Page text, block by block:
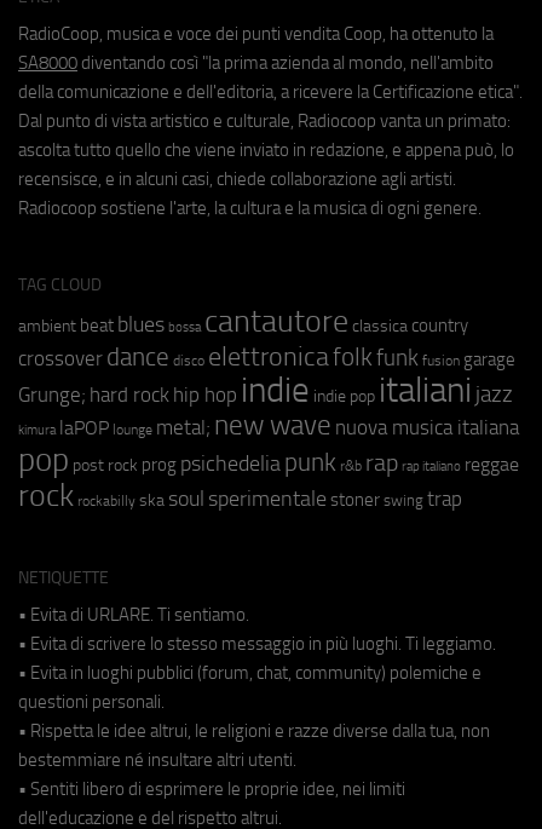
RadioCoop, musica e voce dei punti vendita Coop, ha ottenuto la
SA8000 diventando così "la prima azienda al mondo, nell'ambito
della comunicazione e dell'editoria, a ricevere la Certificazione etica".
Dal punto di vista artistico e culturale, Radiocoop vanta un primato:
ascolta tutto quello che viene inviato in redazione, e appena può, lo
recensisce, e in alcuni casi, chiede collaborazione agli artisti.
Radiocoop sostiene l'arte, la cultura e la musica di ogni genere.
TAG CLOUD
ambient beat blues bossa cantautore classica country
crossover dance disco elettronicafolkfunk fusion garage
Grunge; hard rock hip hop indie indie pop italiani jazz
kimura laPOP lounge metal; new wave nuova musica italiana
pop post rock prog psichedeliapunk r&b rap rap italiano reggae
rock rockabilly ska soul sperimentale stoner swing trap
NETIQUETTE
• Evita di URLARE. Ti sentiamo.
• Evita di scrivere lo stesso messaggio in più luoghi. Ti leggiamo.
• Evita in luoghi pubblici (forum, chat, community) polemiche e
questioni personali.
• Rispetta le idee altrui, le religioni e razze diverse dalla tua, non
bestemmiare né insultare altri utenti.
• Sentiti libero di esprimere le proprie idee, nei limiti
dell'educazione e del rispetto altrui.